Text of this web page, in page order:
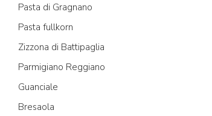
Pasta di Gragnano
Pasta fullkorn
Zizzona di Battipaglia
Parmigiano Reggiano
Guanciale
Bresaola